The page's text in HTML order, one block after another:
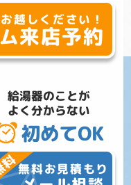
給湯器のことが
よく分からない
初めてOK
無料お見積もり
越しください！
来店予約